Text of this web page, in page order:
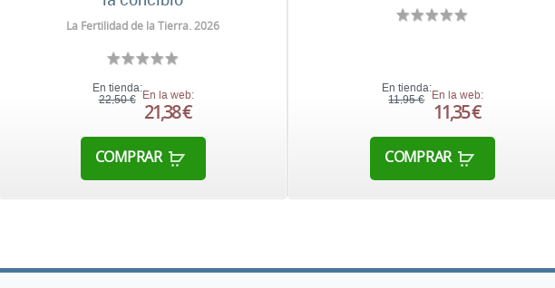
La Fertilidad de la Tierra. 2026
En tienda:
22,50 € En la web:
21,38 €
COMPRAR
En tienda:
11,95 € En la web:
11,35 €
COMPRAR